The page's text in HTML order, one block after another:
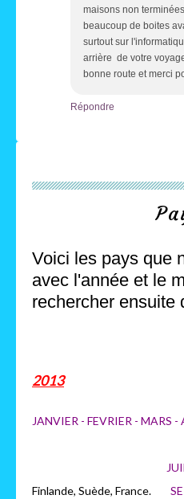
maisons non
beaucoup de boites
surtout sur
arrière de votre
bonne route et merci
Répondre
Voici les pays que
avec l'année et le
rechercher ensuite
2013
JANVIER - FEVRIER - MARS
Finlande, Suède, France.